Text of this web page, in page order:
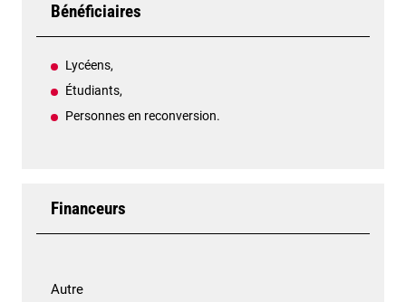
Bénéficiaires
Lycéens,
Étudiants,
Personnes en reconversion.
Financeurs
Autre